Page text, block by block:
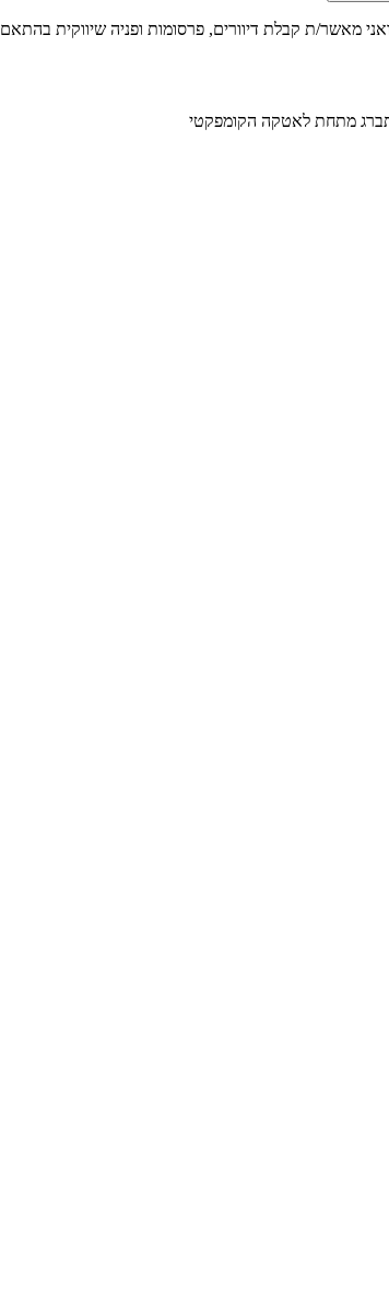
מאשר/ת קבלת דיוורים, פרסומות ופניה שיווקית בהתאם
מתחת לאטקה הקומפקטי